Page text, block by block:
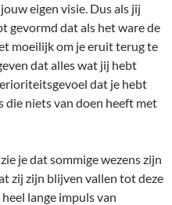
eigen visie. Dus als jij
gevormd dat als het ware de
moeilijk om je eruit terug te
dat alles wat jij hebt
dat je hebt
die niets van doen heeft met
zie je dat sommige wezens zijn
zij zijn blijven vallen tot deze
lange impuls van